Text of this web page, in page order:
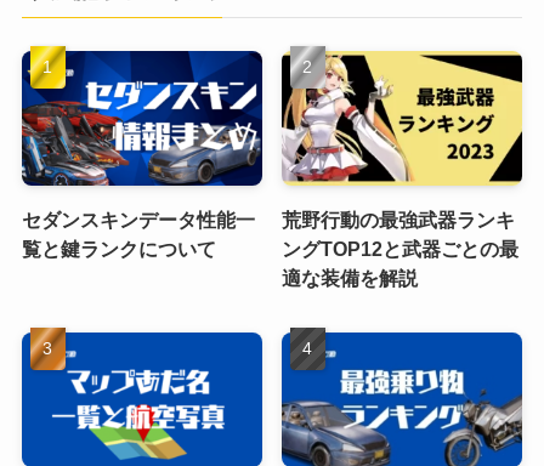
セダンスキンデータ性能一
覧と鍵ランクについて
荒野行動の最強武器ランキ
ングTOP12と武器ごとの最
適な装備を解説